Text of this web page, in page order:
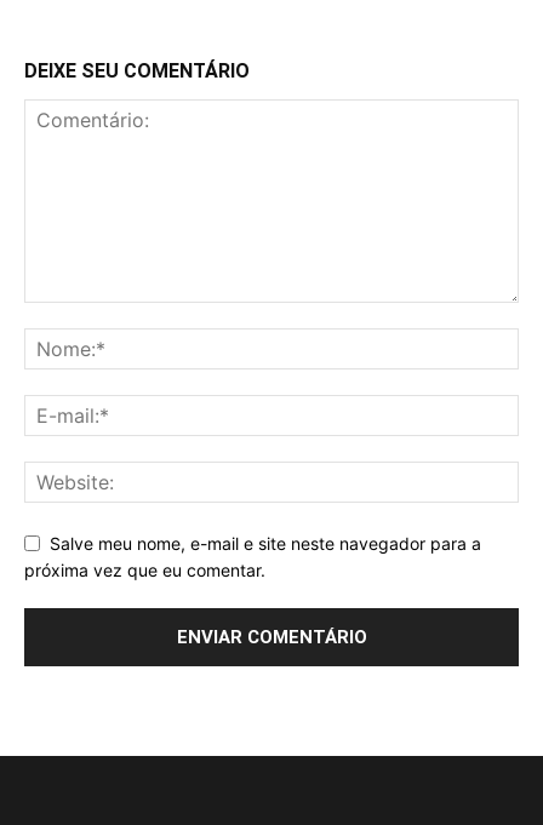
DEIXE SEU COMENTÁRIO
Salve meu nome, e-mail e site neste navegador para a
próxima vez que eu comentar.